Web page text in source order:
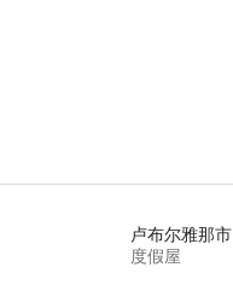
卢布尔雅那市
度假屋